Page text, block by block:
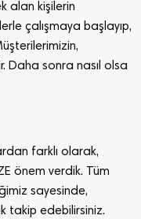
alan kişilerin
çalışmaya başlayıp,
Daha sonra nasıl olsa
farklı olarak,
önem verdik. Tüm
sayesinde,
takip edebilirsiniz.